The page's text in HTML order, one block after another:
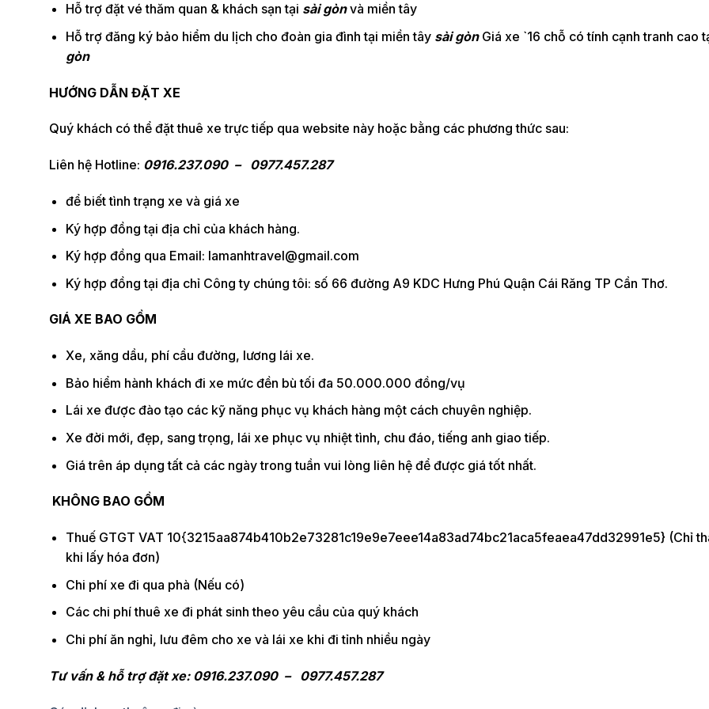
Hỗ trợ đặt vé thăm quan & khách sạn tại sài gònvà miền tây
Hỗ trợ đăng ký bảo hiểm du lịch cho đoàn gia đình tại miền tây sài gònGiá xe `16 chỗ có tính cạnh tranh cao
gòn
HƯỚNG DẪN ĐẶT XE
Quý khách có thể đặt thuê xe trực tiếp qua website này hoặc bằng các phương thức sau:
Liên hệ Hotline: 0916.237.090 – 0977.457.287
để biết tình trạng xe và giá xe
Ký hợp đồng tại địa chỉ của khách hàng.
Ký hợp đồng qua Email: lamanhtravel@gmail.com
Ký hợp đồng tại địa chỉ Công ty chúng tôi: số 66 đường A9 KDC Hưng Phú Quận Cái Răng TP Cần Thơ.
GIÁ XE BAO GỒM
Xe, xăng dầu, phí cầu đường, lương lái xe.
Bảo hiểm hành khách đi xe mức đền bù tối đa 50.000.000 đồng/vụ
Lái xe được đào tạo các kỹ năng phục vụ khách hàng một cách chuyên nghiệp.
Xe đời mới, đẹp, sang trọng, lái xe phục vụ nhiệt tình, chu đáo, tiếng anh giao tiếp.
Giá trên áp dụng tất cả các ngày trong tuần vui lòng liên hệ để được giá tốt nhất.
KHÔNG BAO GỒM
Thuế GTGT VAT 10{3215aa874b410b2e73281c19e9e7eee14a83ad74bc21aca5feaea47dd32991e5} (Chỉ
khi lấy hóa đơn)
Chi phí xe đi qua phà (Nếu có)
Các chi phí thuê xe đi phát sinh theo yêu cầu của quý khách
Chi phí ăn nghỉ, lưu đêm cho xe và lái xe khi đi tỉnh nhiều ngày
Tư vấn & hỗ trợ đặt xe: 0916.237.090 – 0977.457.287